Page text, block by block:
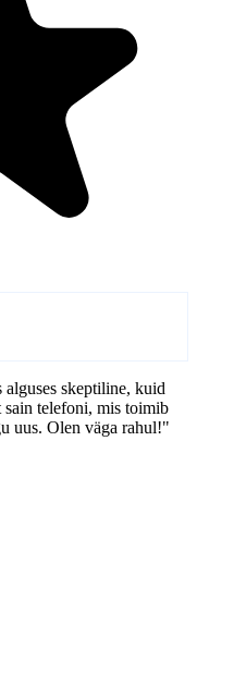
skeptiline, kuid
sain telefoni, mis toimib
uus. Olen väga rahul!"